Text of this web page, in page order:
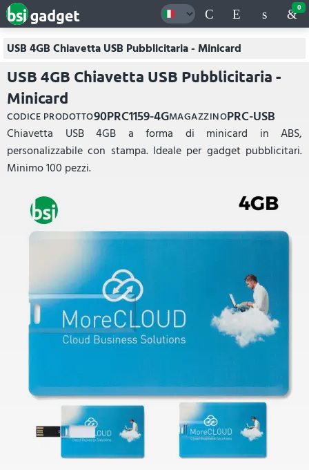
0
USB 4GB Chiavetta USB Pubblicitaria - Minicard
USB 4GB Chiavetta USB Pubblicitaria -
Minicard
CODICE PRODOTTO90PRC1159-4GMAGAZZINOPRC-USB
Chiavetta USB 4GB a forma di minicard in ABS,
personalizzabile con stampa. Ideale per gadget pubblicitari.
Minimo 100 pezzi.